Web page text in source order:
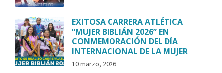
EXITOSA CARRERA ATLÉTICA
“MUJER BIBLIÁN 2026” EN
CONMEMORACIÓN DEL DÍA
INTERNACIONAL DE LA MUJER
10 marzo, 2026